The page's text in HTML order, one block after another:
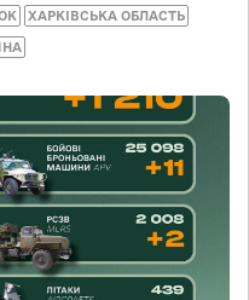
ХАРКІВСЬКА ОБЛАСТЬ